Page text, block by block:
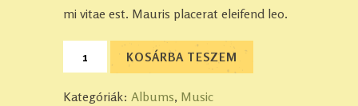
mi vitae est. Mauris placerat eleifend leo.
KOSÁRBA TESZEM
Kategóriák: Albums, Music